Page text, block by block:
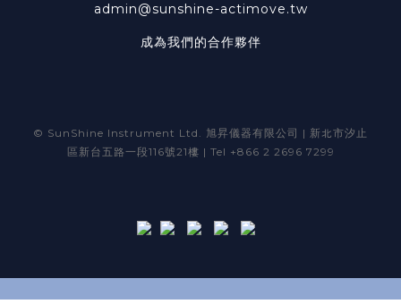
admin@sunshine-actimove.tw
成為我們的合作夥伴
© SunShine Instrument Ltd. 旭昇儀器有限公司 | 新北市汐止
區新台五路一段116號21樓 | Tel +866 2 2696 7299